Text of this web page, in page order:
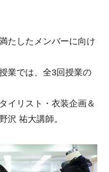
たしたメンバーに向け
業では、全3回授業の
イリスト・衣装企画＆
沢 祐大講師。